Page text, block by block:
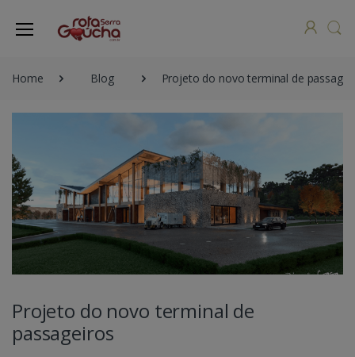
Home Blog Projeto do novo terminal de
Projeto do novo terminal de
passageiros